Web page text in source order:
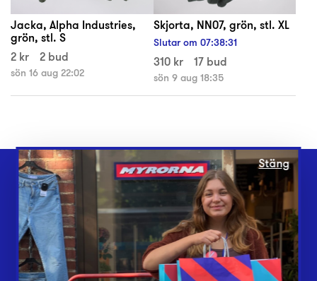
Jacka, Alpha Industries,
grön, stl. S
2 kr
2 bud
sön 16 aug 22:02
Skjorta, NN07, grön, stl. XL
Slutar om 07:38:30
310 kr 17 bud
sön 9 aug 18:35
Webbshop
Butiker
Lämna in
Vårt överskott
Stäng